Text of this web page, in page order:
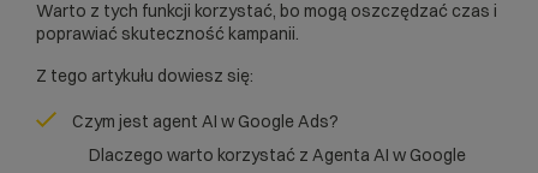
Warto z tych funkcji korzystać, bo mogą oszczędzać czas i
poprawiać skuteczność kampanii.
Z tego artykułu dowiesz się:
Czym jest agent AI w Google Ads?
Dlaczego warto korzystać z Agenta AI w Google